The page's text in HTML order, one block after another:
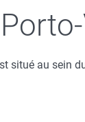
situé au sein